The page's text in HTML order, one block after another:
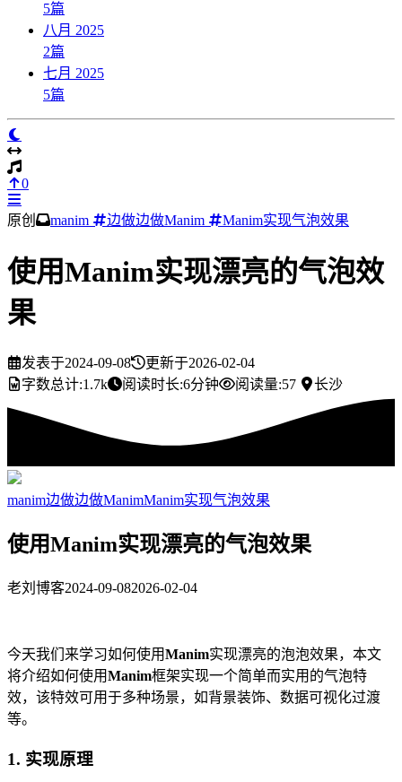
5篇
八月 2025
2篇
七月 2025
5篇
0
原创 manim 边做边做Manim Manim实现气泡效果
使用Manim实现漂亮的气泡效
果
发表于2024-09-08 更新于2026-02-04
字数总计:1.7k 阅读时长:6分钟 阅读量:57 长沙
manim边做边做ManimManim实现气泡效果
使用Manim实现漂亮的气泡效果
老刘博客2024-09-082026-02-04
今天我们来学习如何使用Manim实现漂亮的泡泡效果，本文
将介绍如何使用Manim框架实现一个简单而实用的气泡特
效，该特效可用于多种场景，如背景装饰、数据可视化过渡
等。
1. 实现原理